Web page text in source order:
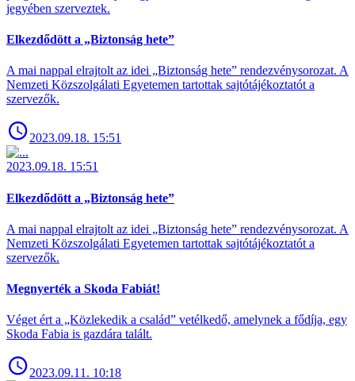
jegyében szerveztek.
Elkezdődött a „Biztonság hete”
A mai nappal elrajtolt az idei „Biztonság hete” rendezvénysorozat. A
Nemzeti Közszolgálati Egyetemen tartottak sajtótájékoztatót a
szervezők.
2023.09.18. 15:51
2023.09.18. 15:51
Elkezdődött a „Biztonság hete”
A mai nappal elrajtolt az idei „Biztonság hete” rendezvénysorozat. A
Nemzeti Közszolgálati Egyetemen tartottak sajtótájékoztatót a
szervezők.
Megnyerték a Skoda Fabiát!
Véget ért a „Közlekedik a család” vetélkedő, amelynek a fődíja, egy
Skoda Fabia is gazdára talált.
2023.09.11. 10:18